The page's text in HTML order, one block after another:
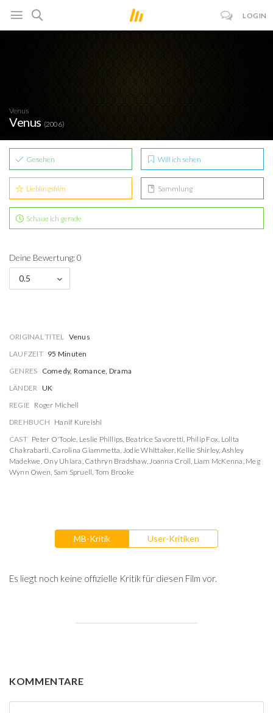
LOGIN
Venus
Venus (2006)
Gesehen Will ich sehen
Lieblingsfilm Sammlung
Schaue ich gerade
Deine Bewertung: 0
0.5
ORIGINAL TITEL Venus
LAUFZEIT 95 Minuten
GENRES Comedy, Romance, Drama
LÄNDER UK
REGIE Roger Michell
DREHBUCH Hanif Kureishi
CAST Peter O'Toole, Leslie Phillips, Beatrice Savoretti, Philip Fox, Lolita
Chakrabarti, Carolina Giammetta, Jodie Whittaker, Kellie Shirley, Ashley
Madekwe, Ony Uhiara, Cathryn Bradshaw,Joanna Croll, Liam McKenna, Meg
Wynn Owen, Sam Spruell, Tom Brooke
MB-Kritik User-Kritiken
Es liegt noch keine offizielle Kritik für diesen Film vor.
KOMMENTARE